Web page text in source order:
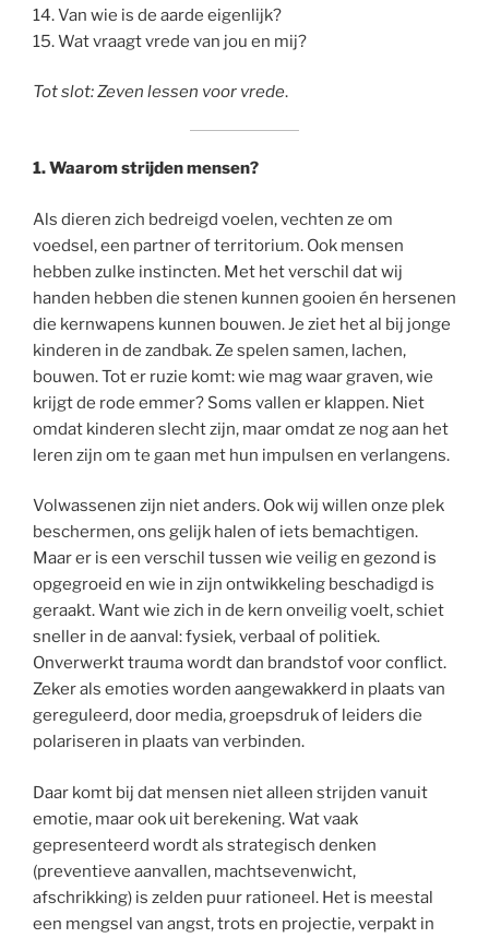
14. Van wie is de aarde eigenlijk?
15. Wat vraagt vrede van jou en mij?
Tot slot: Zeven lessen voor vrede.
1.Waarom strijden mensen?
Als dieren zich bedreigd voelen, vechten ze om
voedsel, een partner of territorium. Ook mensen
hebben zulke instincten. Met het verschil dat wij
handen hebben die stenen kunnen gooien én hersenen
die kernwapens kunnen bouwen. Je ziet het al bij jonge
kinderen in de zandbak. Ze spelen samen, lachen,
bouwen. Tot er ruzie komt: wie mag waar graven, wie
krijgt de rode emmer? Soms vallen er klappen. Niet
omdat kinderen slecht zijn, maar omdat ze nog aan het
leren zijn om te gaan met hun impulsen en verlangens.
Volwassenen zijn niet anders. Ook wij willen onze plek
beschermen, ons gelijk halen of iets bemachtigen.
Maar er is een verschil tussen wie veilig en gezond is
opgegroeid en wie in zijn ontwikkeling beschadigd is
geraakt. Want wie zich in de kern onveilig voelt, schiet
sneller in de aanval: fysiek, verbaal of politiek.
Onverwerkt trauma wordt dan brandstof voor conflict.
Zeker als emoties worden aangewakkerd in plaats van
gereguleerd, door media, groepsdruk of leiders die
polariseren in plaats van verbinden.
Daar komt bij dat mensen niet alleen strijden vanuit
emotie, maar ook uit berekening. Wat vaak
gepresenteerd wordt als strategisch denken
(preventieve aanvallen, machtsevenwicht,
afschrikking) is zelden puur rationeel. Het is meestal
een mengsel van angst, trots en projectie, verpakt in